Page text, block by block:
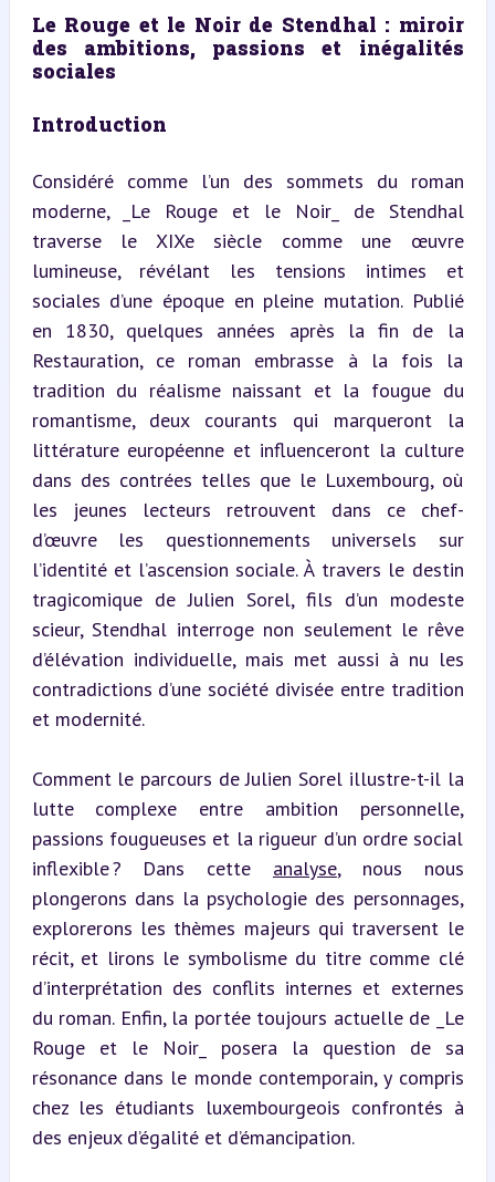
Le Rouge et le Noir de Stendhal : miroir
des ambitions, passions et inégalités
sociales
Introduction
Considéré comme l’un des sommets du roman
moderne, _Le Rouge et le Noir_ de Stendhal
traverse le XIXe siècle comme une œuvre
lumineuse, révélant les tensions intimes et
sociales d’une époque en pleine mutation. Publié
en 1830, quelques années après la fin de la
Restauration, ce roman embrasse à la fois la
tradition du réalisme naissant et la fougue du
romantisme, deux courants qui marqueront la
littérature européenne et influenceront la culture
dans des contrées telles que le Luxembourg, où
les jeunes lecteurs retrouvent dans ce chef-
d’œuvre les questionnements universels sur
l’identité et l’ascension sociale. À travers le destin
tragicomique de Julien Sorel, fils d’un modeste
scieur, Stendhal interroge non seulement le rêve
d’élévation individuelle, mais met aussi à nu les
contradictions d’une société divisée entre tradition
et modernité.
Comment le parcours de Julien Sorel illustre-t-il la
lutte complexe entre ambition personnelle,
passions fougueuses et la rigueur d’un ordre social
inflexible ? Dans cette analyse, nous nous
plongerons dans la psychologie des personnages,
explorerons les thèmes majeurs qui traversent le
récit, et lirons le symbolisme du titre comme clé
d’interprétation des conflits internes et externes
du roman. Enfin, la portée toujours actuelle de _Le
Rouge et le Noir_ posera la question de sa
résonance dans le monde contemporain, y compris
chez les étudiants luxembourgeois confrontés à
des enjeux d’égalité et d’émancipation.